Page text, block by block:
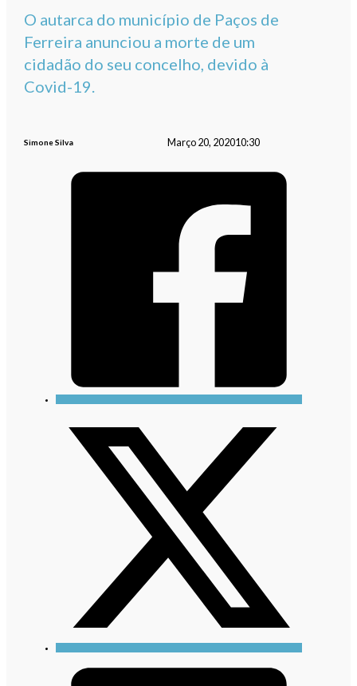
O autarca do município de Paços de
Ferreira anunciou a morte de um
cidadão do seu concelho, devido à
Covid-19.
Simone Silva Março 20, 202010:30